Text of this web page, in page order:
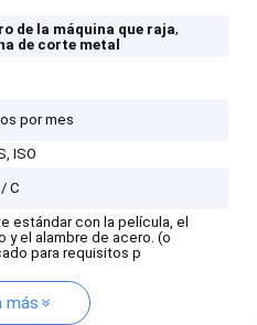
de la máquina que raja,
de corte metal
por mes
ISO
C
estándar con la película, el
y el alambre de acero. (o
para requisitos p
más